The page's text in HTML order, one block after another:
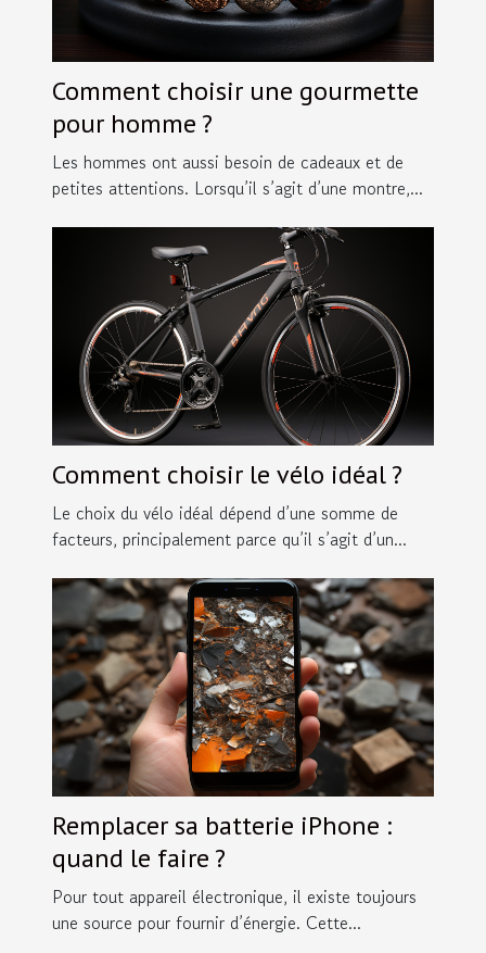
Comment choisir une gourmette
pour homme ?
Les hommes ont aussi besoin de cadeaux et de
petites attentions. Lorsqu’il s’agit d’une montre,...
Comment choisir le vélo idéal ?
Le choix du vélo idéal dépend d’une somme de
facteurs, principalement parce qu’il s’agit d’un...
Remplacer sa batterie iPhone :
quand le faire ?
Pour tout appareil électronique, il existe toujours
une source pour fournir d’énergie. Cette...